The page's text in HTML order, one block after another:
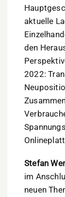
aktuelle
den
2022:
Stefan
im
neuen